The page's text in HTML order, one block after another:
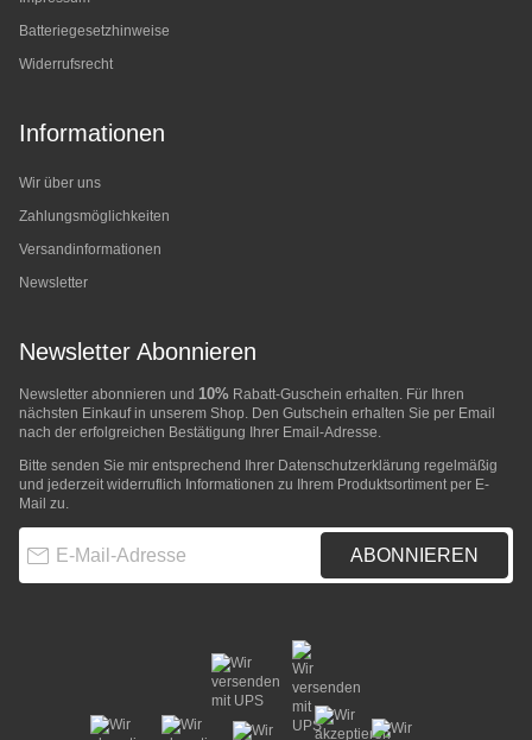
Batteriegesetzhinweise
Widerrufsrecht
Informationen
Wir über uns
Zahlungsmöglichkeiten
Versandinformationen
Newsletter
Newsletter Abonnieren
Newsletter abonnieren und 10% Rabatt-Guschein erhalten. Für Ihren
nächsten Einkauf in unserem Shop. Den Gutschein erhalten Sie per Email
nach der erfolgreichen Bestätigung Ihrer Email-Adresse.
Bitte senden Sie mir entsprechend Ihrer Datenschutzerklärung regelmäßig
und jederzeit widerruflich Informationen zu Ihrem Produktsortiment per E-
Mail zu.
ABONNIEREN